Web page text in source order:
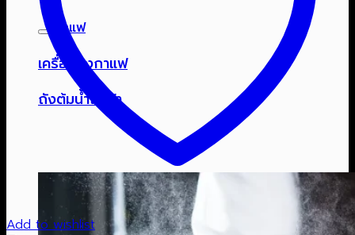
กาแฟ
เครื่องชงกาแฟ
ถังต้มน้ำไฟฟ้า
Add to wishlist